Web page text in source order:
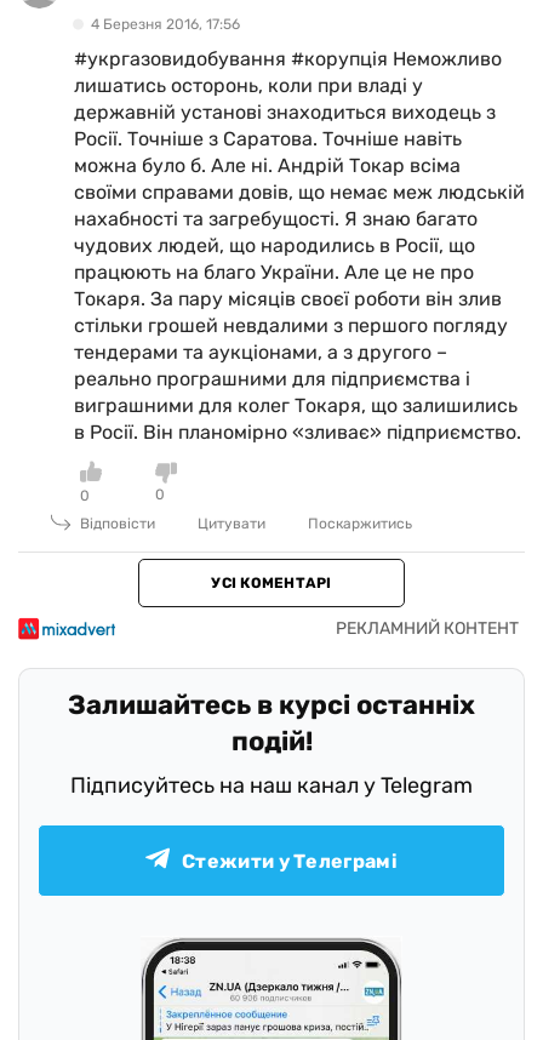
4 Березня 2016, 17:56
#укргазовидобування #корупція Неможливо
лишатись осторонь, коли при владі у
державній установі знаходиться виходець з
Росії. Точніше з Саратова. Точніше навіть
можна було б. Але ні. Андрій Токар всіма
своїми справами довів, що немає меж людській
нахабності та загребущості. Я знаю багато
чудових людей, що народились в Росії, що
працюють на благо України. Але це не про
Токаря. За пару місяців своєї роботи він злив
стільки грошей невдалими з першого погляду
тендерами та аукціонами, а з другого –
реально програшними для підприємства і
виграшними для колег Токаря, що залишились
в Росії. Він планомірно «зливає» підприємство.
0
0
Відповісти
Цитувати Поскаржитись
УСІ КОМЕНТАРІ
Залишайтесь в курсі останніх
подій!
Підписуйтесь на наш канал у Telegram
Стежити у Телеграмі